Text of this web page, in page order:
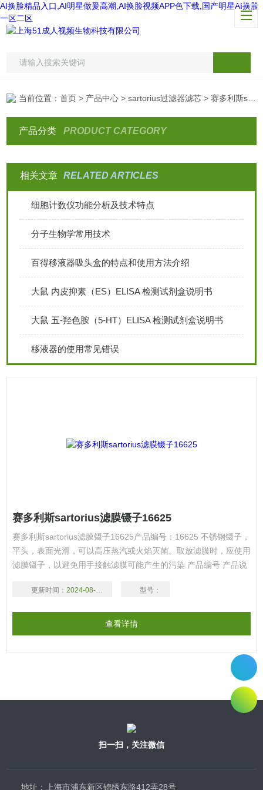
AI换脸精品入口,AI明星做爰高潮,AI换脸视频APP色下载,国产明星AI换脸
一区二区
当前位置：首页 > 产品中心 >sartorius过滤器滤芯 > 赛多利斯sartorius滤膜专用镊子
产品分类 PRODUCT CATEGORY
相关文章 RELATED ARTICLES
细胞计数仪功能分析及技术特点
分子生物学常用技术
百得移液器吸头盒的特点和使用方法介绍
大鼠 内皮抑素（ES）ELISA 检测试剂盒说明书
大鼠 五-羟色胺（5-HT）ELISA 检测试剂盒说明书
移液器的使用常见错误
赛多利斯sartorius滤膜镊子16625
赛多利斯sartorius滤膜镊子16625产品编号：16625 不锈钢镊子，
平头，表面光滑，可以高压蒸汽或火焰灭菌。取放滤膜时，应使用
滤膜镊子，以避免用手接触滤膜可能产生的污染 产品编号 产品说
更新时间： 2024-08-18 型号：
查看详情
扫一扫，关注微信
地址：上海市浦东新区锦绣东路412弄28号